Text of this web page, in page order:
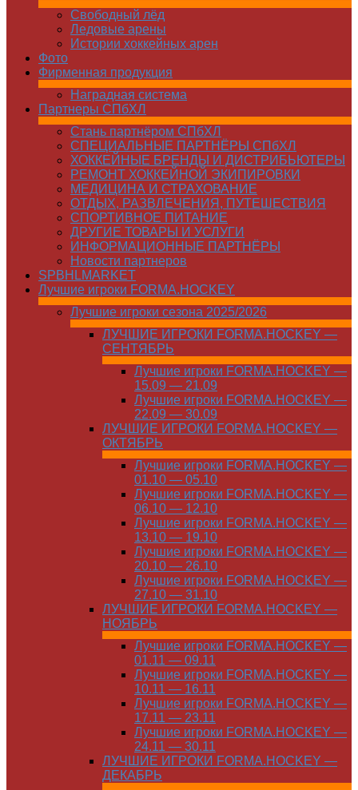
Свободный лёд
Ледовые арены
Истории хоккейных арен
Фото
Фирменная продукция
Наградная система
Партнеры СПбХЛ
Стань партнёром СПбХЛ
СПЕЦИАЛЬНЫЕ ПАРТНЁРЫ СПбХЛ
ХОККЕЙНЫЕ БРЕНДЫ И ДИСТРИБЬЮТЕРЫ
РЕМОНТ ХОККЕЙНОЙ ЭКИПИРОВКИ
МЕДИЦИНА И СТРАХОВАНИЕ
ОТДЫХ, РАЗВЛЕЧЕНИЯ, ПУТЕШЕСТВИЯ
СПОРТИВНОЕ ПИТАНИЕ
ДРУГИЕ ТОВАРЫ И УСЛУГИ
ИНФОРМАЦИОННЫЕ ПАРТНЁРЫ
Новости партнеров
SPBHLMARKET
Лучшие игроки FORMA.HOCKEY
Лучшие игроки сезона 2025/2026
ЛУЧШИЕ ИГРОКИ FORMA.HOCKEY —
СЕНТЯБРЬ
Лучшие игроки FORMA.HOCKEY —
15.09 — 21.09
Лучшие игроки FORMA.HOCKEY —
22.09 — 30.09
ЛУЧШИЕ ИГРОКИ FORMA.HOCKEY —
ОКТЯБРЬ
Лучшие игроки FORMA.HOCKEY —
01.10 — 05.10
Лучшие игроки FORMA.HOCKEY —
06.10 — 12.10
Лучшие игроки FORMA.HOCKEY —
13.10 — 19.10
Лучшие игроки FORMA.HOCKEY —
20.10 — 26.10
Лучшие игроки FORMA.HOCKEY —
27.10 — 31.10
ЛУЧШИЕ ИГРОКИ FORMA.HOCKEY —
НОЯБРЬ
Лучшие игроки FORMA.HOCKEY —
01.11 — 09.11
Лучшие игроки FORMA.HOCKEY —
10.11 — 16.11
Лучшие игроки FORMA.HOCKEY —
17.11 — 23.11
Лучшие игроки FORMA.HOCKEY —
24.11 — 30.11
ЛУЧШИЕ ИГРОКИ FORMA.HOCKEY —
ДЕКАБРЬ